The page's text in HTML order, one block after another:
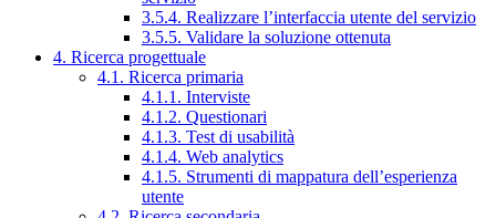
3.5.4. Realizzare l’interfaccia utente del servizio
3.5.5. Validare la soluzione ottenuta
4. Ricerca progettuale
4.1. Ricerca primaria
4.1.1. Interviste
4.1.2. Questionari
4.1.3. Test di usabilità
4.1.4. Web analytics
4.1.5. Strumenti di mappatura dell’esperienza
utente